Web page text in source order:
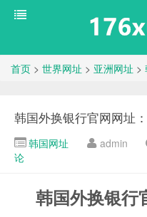
首页 > 世界网址 > 亚洲网址 >
韩国外换银行官网网址
韩国网址 admin
论
韩国外换银行